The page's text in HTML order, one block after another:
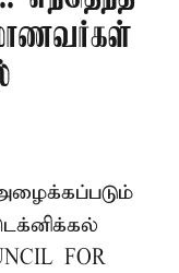
மாணவர்கள்
FOR